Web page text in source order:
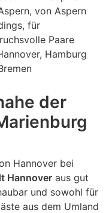
der
Hannover bei
Hannover aus gut
und sowohl für
aus dem Umland